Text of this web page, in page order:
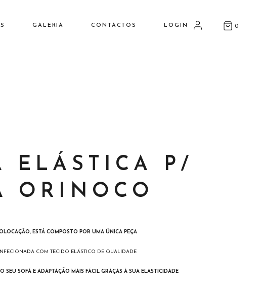
GALERIA CONTACTOS LOGIN 0
ELÁSTICA P/
ORINOCO
ESTÁ COMPOSTO POR UMA ÚNICA PEÇA
COM TECIDO ELÁSTICO DE QUALIDADE
SEU SOFÁ E ADAPTAÇÃO MAIS FÁCIL GRAÇAS À SUA ELASTICIDADE